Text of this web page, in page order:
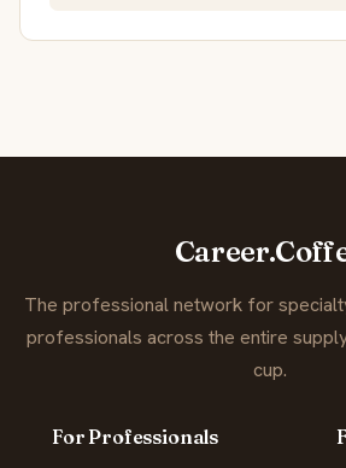
The professional network for
professionals across the entire
cup.
For Professionals